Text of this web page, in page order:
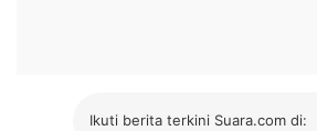
Ikuti berita terkini Suara.com di: